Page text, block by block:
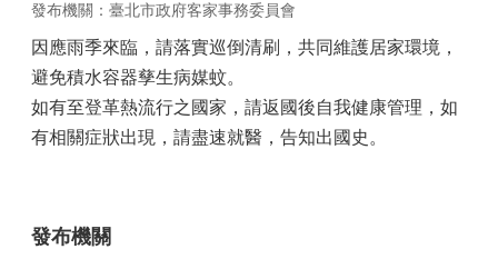
發布機關：臺北市政府客家事務委員會
因應雨季來臨，請落實巡倒清刷，共同維護居家環境，
避免積水容器孳生病媒蚊。
如有至登革熱流行之國家，請返國後自我健康管理，如
有相關症狀出現，請盡速就醫，告知出國史。
發布機關